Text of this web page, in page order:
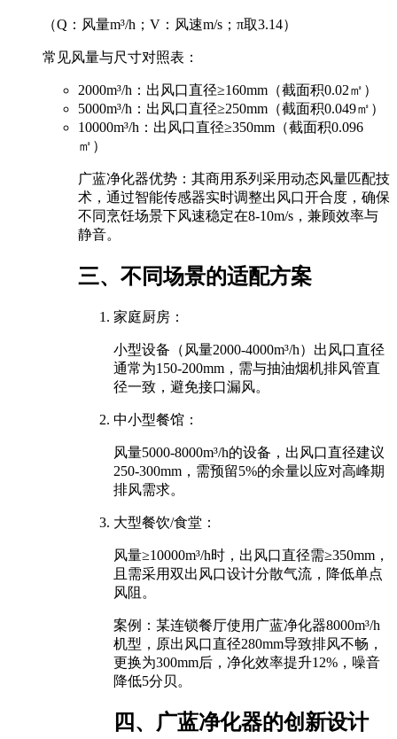
（Q：风量m³/h；V：风速m/s；π取3.14）
常见风量与尺寸对照表：
2000m³/h：出风口直径≥160mm（截面积0.02㎡）
5000m³/h：出风口直径≥250mm（截面积0.049㎡）
10000m³/h：出风口直径≥350mm（截面积0.096
㎡）
广蓝净化器优势：其商用系列采用动态风量匹配技
术，通过智能传感器实时调整出风口开合度，确保
不同烹饪场景下风速稳定在8-10m/s，兼顾效率与
静音。
三、不同场景的适配方案
家庭厨房：
小型设备（风量2000-4000m³/h）出风口直径
通常为150-200mm，需与抽油烟机排风管直
径一致，避免接口漏风。
中小型餐馆：
风量5000-8000m³/h的设备，出风口直径建议
250-300mm，需预留5%的余量以应对高峰期
排风需求。
大型餐饮/食堂：
风量≥10000m³/h时，出风口直径需≥350mm，
且需采用双出风口设计分散气流，降低单点
风阻。
案例：某连锁餐厅使用广蓝净化器8000m³/h
机型，原出风口直径280mm导致排风不畅，
更换为300mm后，净化效率提升12%，噪音
降低5分贝。
四、广蓝净化器的创新设计